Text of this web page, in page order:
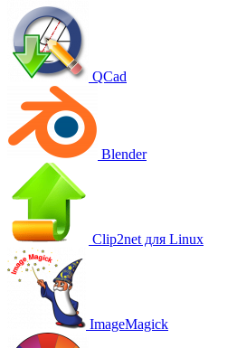
QCad
Blender
Clip2net для Linux
ImageMagick